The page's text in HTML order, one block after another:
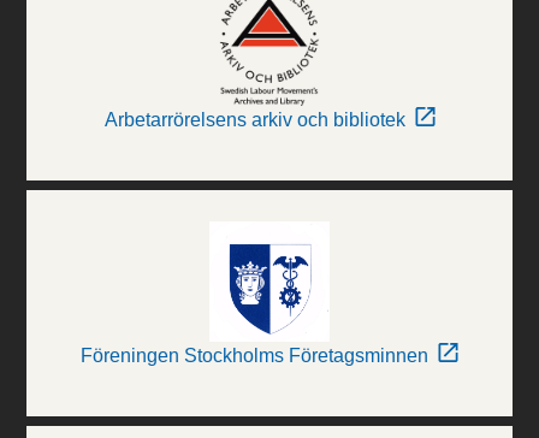
Arbetarrörelsens arkiv och bibliotek
Föreningen Stockholms Företagsminnen